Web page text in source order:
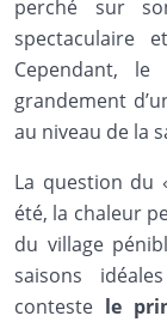
perché sur
spectaculaire
Cependant,
grandement
au niveau de la
La question du
été, la chaleur
du village
saisons
conteste le